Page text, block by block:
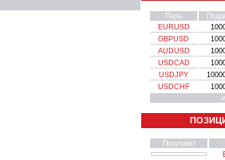
Пара
EURUSD
GBPUSD
AUDUSD
USDCAD
USDJPY
USDCHF
Покупают